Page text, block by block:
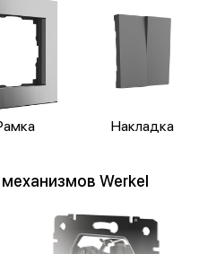
Накладка
Werkel